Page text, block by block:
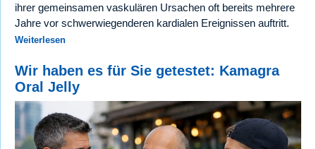
ihrer gemeinsamen vaskulären Ursachen oft bereits mehrere
Jahre vor schwerwiegenderen kardialen Ereignissen auftritt.
Weiterlesen
Wir haben es für Sie getestet: Kamagra
Oral Jelly